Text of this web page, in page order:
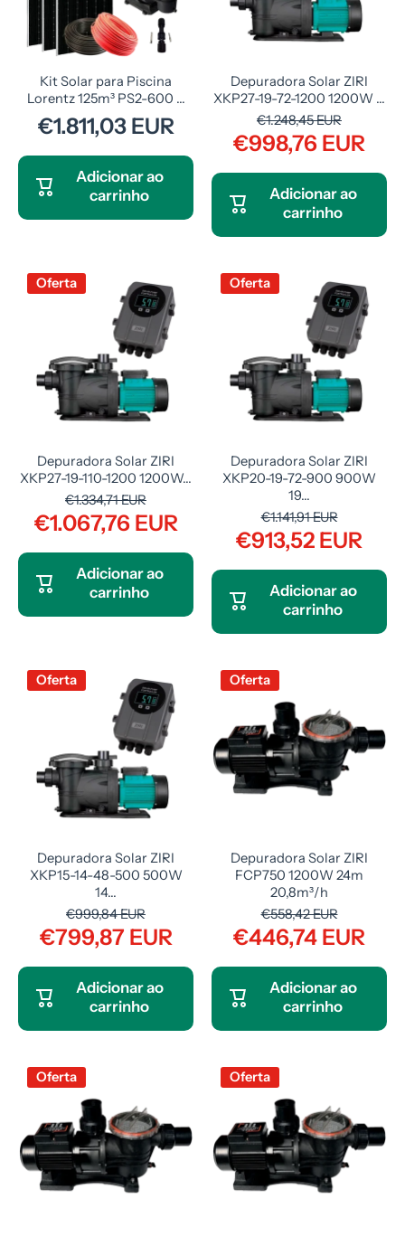
Kit Solar para Piscina
Lorentz 125m³ PS2-600 ...
€1.811,03 EUR
Adicionar ao
carrinho
Depuradora Solar ZIRI
XKP27-19-72-1200 1200W ...
€1.248,45 EUR
€998,76 EUR
Adicionar ao
carrinho
Oferta
Depuradora Solar ZIRI
XKP27-19-110-1200 1200W...
€1.334,71 EUR
€1.067,76 EUR
Adicionar ao
carrinho
Oferta
Depuradora Solar ZIRI
XKP20-19-72-900 900W
19...
€1.141,91 EUR
€913,52 EUR
Adicionar ao
carrinho
Oferta
Depuradora Solar ZIRI
XKP15-14-48-500 500W
14...
€999,84 EUR
€799,87 EUR
Adicionar ao
carrinho
Oferta
Depuradora Solar ZIRI
FCP750 1200W 24m
20,8m³/h
€558,42 EUR
€446,74 EUR
Adicionar ao
carrinho
Oferta Oferta